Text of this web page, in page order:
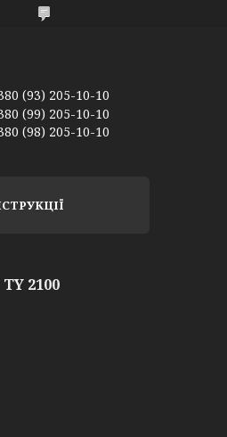
(93) 205-10-10
(99) 205-10-10
(98) 205-10-10
2100